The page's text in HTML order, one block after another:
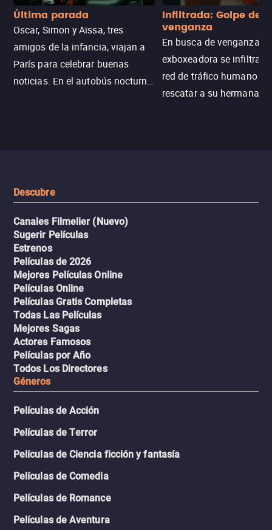
Última parada
Oscar, Simon y Aïssa, tres
amigos de la infancia, viajan a
París para celebrar buenas
noticias. En el autobús nocturno
Infiltrada: Golpe de
venganza
En busca de venganza,
exboxeadora se infiltra
red de tráfico humano
rescatar a su hermana
Descubre
Canales Filmelier (Nuevo)
Sugerir Películas
Estrenos
Películas de 2026
Mejores Películas Online
Películas Online
Películas Gratis Completas
Todas Las Películas
Mejores Sagas
Actores Famosos
Películas por Año
Todos Los Directores
Géneros
Películas de Acción
Películas de Terror
Películas de Ciencia ficción y fantasía
Películas de Comedia
Películas de Romance
Películas de Aventura